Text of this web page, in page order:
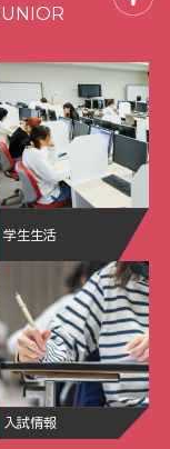
学生生活
入試情報